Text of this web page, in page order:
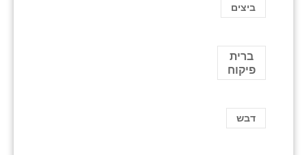
ביצים
ברית
פיקוח
דבש